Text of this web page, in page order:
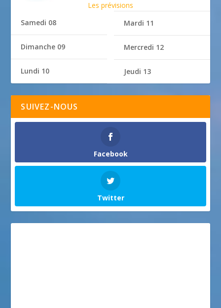
Les prévisions
Samedi 08
Dimanche 09
Lundi 10
Mardi 11
Mercredi 12
Jeudi 13
SUIVEZ-NOUS
Facebook
Twitter